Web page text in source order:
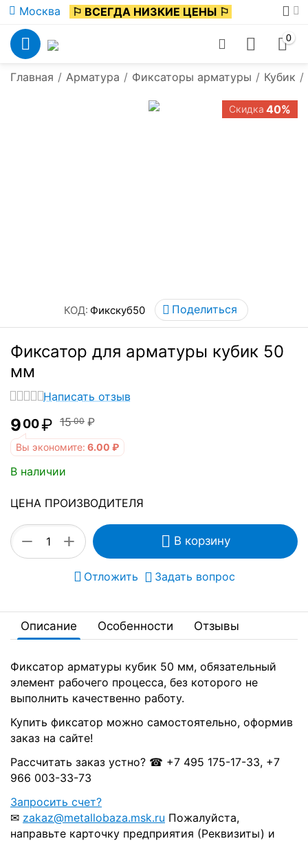
Москва ⚐ ВСЕГДА НИЗКИЕ ЦЕНЫ ⚐
0
Главная / Арматура / Фиксаторы арматуры / Кубик /
Скидка 40%
КОД: Фикскуб50 Поделиться
Фиксатор для арматуры кубик 50
мм
Написать отзыв
900₽ 15 00 ₽
Вы экономите: 6.00 ₽
В наличии
ЦЕНА ПРОИЗВОДИТЕЛЯ
+
− В корзину
Отложить Задать вопрос
Описание Особенности Отзывы
Фиксатор арматуры кубик 50 мм, обязательный
элемент рабочего процесса, без которого не
выполнить качественно работу.
Купить фиксатор можно самостоятельно, оформив
заказ на сайте!
Рассчитать заказ устно? ☎ +7 495 175-17-33, +7
966 003-33-73
Запросить счет?
✉ zakaz@metallobaza.msk.ru Пожалуйста,
направьте карточку предприятия (Реквизиты) и